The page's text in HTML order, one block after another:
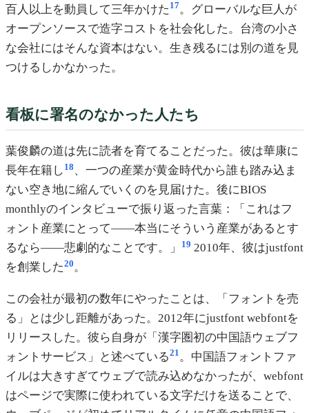
百人以上を動員して三年かけた 17。グローバルな巨人が
オープンソースで造字コストを社会化した。台湾の小さ
な会社にはそんな資本はない。生き残るには別の道を見
つけるしかなかった。
看板に署名のなかった人たち
葉俊麟の道は先に読者を育てることだった。彼は華康に
長年在籍し 18 、一つの産業が黄金時代から誰も踏み込ま
ない空き地に縮んでいくのを見届けた。後にBIOS
monthlyのインタビューで振り返った言葉：「これはフ
ォント産業にとって――本当にそういう産業があるとす
るなら――悲劇的なことです。」
19 2010年、彼はjustfont
を創業した20。
この会社が最初の数年にやったことは、「フォントを売
る」とは少し距離があった。2012年にjustfont webfontを
リリースした。彼ら自身が「漢字圏初の中国語ウェブフ
ォントサービス」と述べている21。中国語フォントファ
イルは大きすぎてウェブで読み込めなかったが、webfont
はページで実際に使われている文字だけを送ることで、